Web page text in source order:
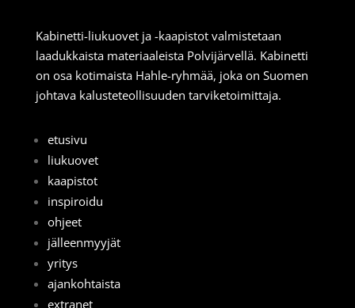
Kabinetti-liukuovet ja -kaapistot valmistetaan
laadukkaista materiaaleista Polvijärvellä. Kabinetti
on osa kotimaista Hahle-ryhmää, joka on Suomen
johtava kalusteteollisuuden tarviketoimittaja.
etusivu
liukuovet
kaapistot
inspiroidu
ohjeet
jälleenmyyjät
yritys
ajankohtaista
extranet